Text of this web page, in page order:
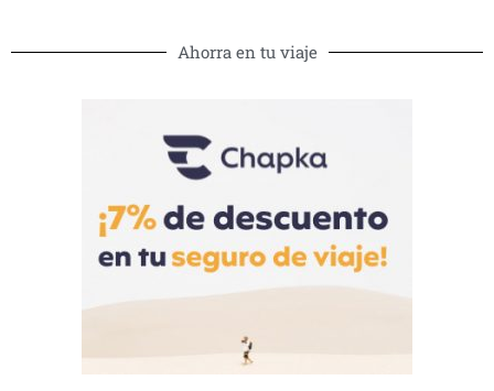
Ahorra en tu viaje